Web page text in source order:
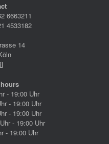
6663211
4533182
14
- 19:00 Uhr
- 19:00 Uhr
- 19:00 Uhr
- 19:00 Uhr
- 19:00 Uhr